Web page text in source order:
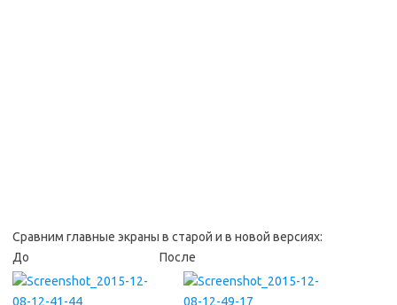
Сравним главные экраны в старой и в новой версиях:
До После